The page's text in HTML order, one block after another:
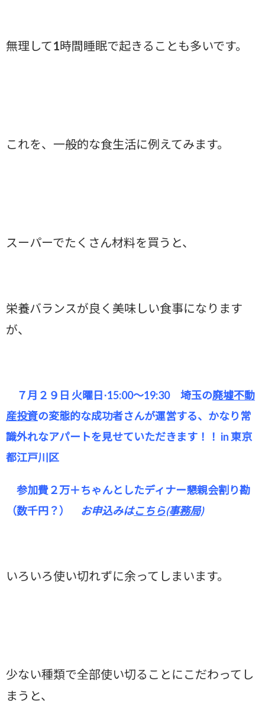
無理して1時間睡眠で起きることも多いです。
これを、一般的な食生活に例えてみます。
スーパーでたくさん材料を買うと、
栄養バランスが良く美味しい食事になります
が、
７月２９日 火曜日⋅15:00～19:30 埼玉の廃墟不動
産投資の変態的な成功者さんが運営する、かなり常
識外れなアパートを見せていただきます！！ in 東京
都江戸川区
参加費２万＋ちゃんとしたディナー懇親会割り勘
（数千円？） お申込みはこちら(事務局)
いろいろ使い切れずに余ってしまいます。
少ない種類で全部使い切ることにこだわってし
まうと、